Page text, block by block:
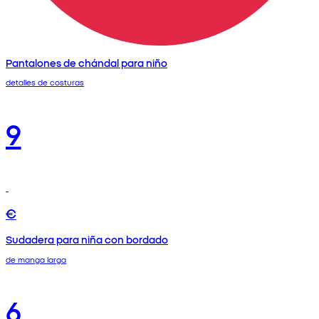
Pantalones de chándal para niño
detalles de costuras
9
€
Sudadera para niña con bordado
de manga larga
6